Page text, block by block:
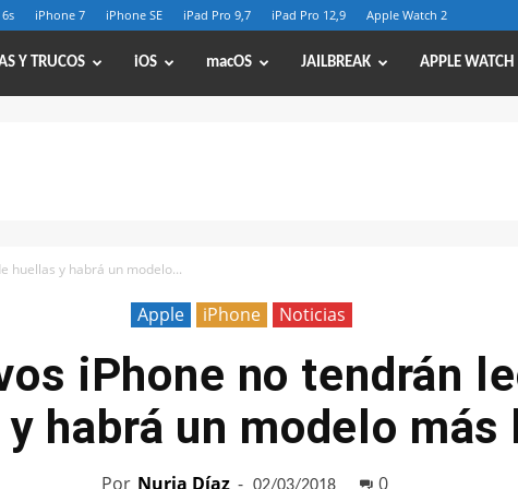
iPhone 7 iPhone SE iPad Pro 9,7 iPad Pro 12,9 Apple Watch 2
Y TRUCOS iOS macOS JAILBREAK APPLE WATCH
huellas y habrá un modelo...
Apple iPhone Noticias
iPhone no tendrán
habrá un modelo más
Por Nuria Díaz - 0